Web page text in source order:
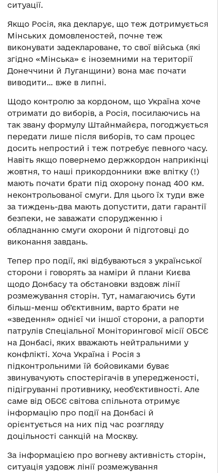
ситуації.
Якщо Росія, яка декларує, що теж дотримується
Мінських домовленостей, почне теж
виконувати задеклароване, то свої війська (які
згідно «Мінська» є іноземними на території
Донеччини й Луганщини) вона має почати
виводити… вже в липні.
Щодо контролю за кордоном, що Україна хоче
отримати до виборів, а Росія, посилаючись на
так звану формулу Штайнмайєра, погоджується
передати лише після виборів, то сам процес
досить непростий і теж потребує певного часу.
Навіть якщо повернемо держкордон наприкінці
жовтня, то наші прикордонники вже влітку (!)
мають почати брати під охорону понад 400 км.
неконтрольованої смуги. Для цього їх туди вже
за тиждень-два мають допустити, дати гарантії
безпеки, не заважати спорудженню і
обладнанню смуги охорони й підготовці до
виконання завдань.
Тепер про події, які відбуваються з української
сторони і говорять за наміри й плани Києва
щодо Донбасу та обстановки вздовж лінії
розмежування сторін. Тут, намагаючись бути
більш-менш об’єктивним, варто брати не
«зведення» однієї чи іншої сторони, а рапорти
патрулів Спеціальної Моніторингової місії ОБСЄ
на Донбасі, яких вважають нейтральними у
конфлікті. Хоча Україна і Росія з
підконтрольними їй бойовиками буває
звинувачують спостерігачів в упередженості,
підігруванні противнику, необ’єктивності. Але
саме від ОБСЄ світова спільнота отримує
інформацію про події на Донбасі й
орієнтується на них під час розгляду
доцільності санкцій на Москву.
За інформацією про вогневу активність сторін,
ситуація уздовж лінії розмежування